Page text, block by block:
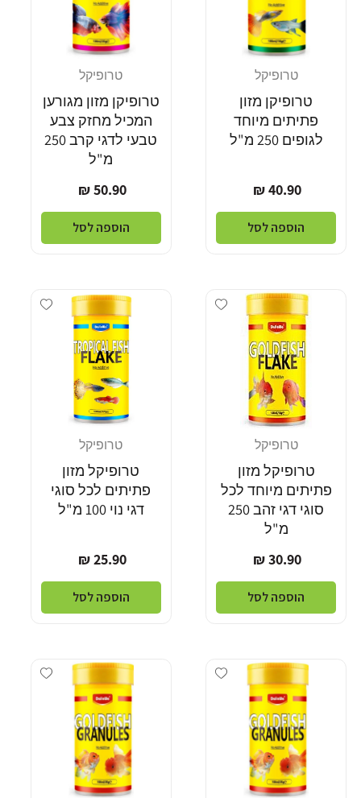
טרופיקל
טרופיקן מזון
פתיתים מיוחד
לגופים 250 מ"ל
מחיר
רגיל
40.90 ₪
הוספה לסל
טרופיקל
טרופיקן מזון מגורען
המכיל מחזק צבע
טבעי לדגי קרב 250
מ"ל
מחיר
רגיל
50.90 ₪
הוספה לסל
Add wishlist
טרופיקל
טרופיקל מזון
פתיתים מיוחד לכל
סוגי דגי זהב 250
מ"ל
מחיר
רגיל
30.90 ₪
הוספה לסל
wishlist
טרופיקל
טרופיקל מזון
פתיתים לכל סוגי
דגי נוי 100 מ"ל
מחיר
רגיל
25.90 ₪
הוספה לסל
Add wishlist
wishlist